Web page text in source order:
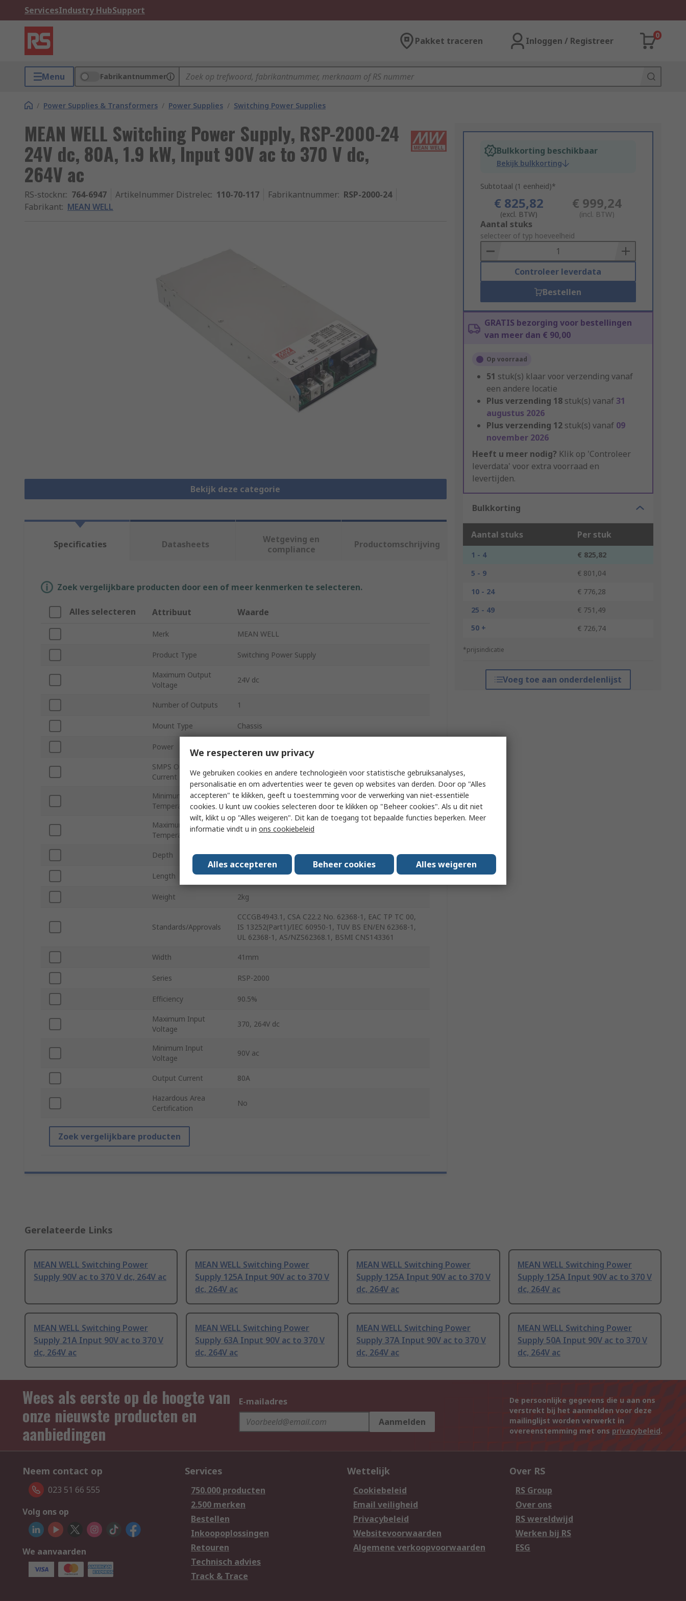
ServicesIndustry HubSupport
Pakket traceren Inloggen / Registreer
0
Menu Fabrikantnummer
/ Power Supplies & Transformers / Power Supplies / Switching Power Supplies
MEAN WELL Switching Power Supply, RSP-2000-24
24V dc, 80A, 1.9 kW, Input 90V ac to 370 V dc,
264V ac
RS-stocknr.: 764-6947 Artikelnummer Distrelec: 110-70-117 Fabrikantnummer: RSP-2000-24
Fabrikant: MEAN WELL
Bekijk deze categorie
Bulkkorting beschikbaar
Bekijk bulkkorting
Subtotaal (1 eenheid)*
€ 825,82
(excl. BTW)
€ 999,24
(incl. BTW)
Add
to
Basket
Aantal stuks
selecteer of typ hoeveelheid
Controleer leverdata
Bestellen
GRATIS bezorging voor bestellingen
van meer dan € 90,00
Op voorraad
51 stuk(s) klaar voor verzending vanaf
een andere locatie
Plus verzending 18 stuk(s) vanaf31
augustus 2026
Plus verzending 12 stuk(s) vanaf 09
november 2026
Heeft u meer nodig? Klik op 'Controleer
leverdata' voor extra voorraad en
levertijden.
Bulkkorting
Aantal stuks Per stuk
1 - 4
€ 825,82
5 - 9
€ 801,04
10 - 24
€ 776,28
25 - 49
€ 751,49
50 +
€ 726,74
*prijsindicatie
Voeg toe aan onderdelenlijst
Specificaties Datasheets
Wetgeving en
compliance
Productomschrijving
Zoek vergelijkbare producten door een of meer kenmerken te selecteren.
Alles selecteren Attribuut Waarde
Merk MEAN WELL
Product Type Switching Power Supply
Maximum Output
Voltage
24V dc
Number of Outputs 1
Mount Type Chassis
Power
SMPS Output
Current
80A
Minimum Operating
Temperature
-25°C
Maximum Operating
Temperature
70°C
Depth 41mm
Length 295mm
Weight 2kg
Standards/Approvals
CCCGB4943.1, CSA C22.2 No. 62368-1, EAC TP TC 00,
IS 13252(Part1)/IEC 60950-1, TUV BS EN/EN 62368-1,
UL 62368-1, AS/NZS62368.1, BSMI CNS143361
Width 41mm
Series RSP-2000
Efficiency 90.5%
Maximum Input
Voltage
370, 264V dc
Minimum Input
Voltage
90V ac
Output Current 80A
Hazardous Area
Certification
No
Zoek vergelijkbare producten
Gerelateerde Links
MEAN WELL Switching Power
Supply 90V ac to 370 V dc, 264V ac
MEAN WELL Switching Power
Supply 125A Input 90V ac to 370 V
dc, 264V ac
MEAN WELL Switching Power
Supply 125A Input 90V ac to 370 V
dc, 264V ac
MEAN WELL Switching Power
Supply 125A Input 90V ac to 370 V
dc, 264V ac
MEAN WELL Switching Power
Supply 21A Input 90V ac to 370 V
dc, 264V ac
MEAN WELL Switching Power
Supply 63A Input 90V ac to 370 V
dc, 264V ac
MEAN WELL Switching Power
Supply 37A Input 90V ac to 370 V
dc, 264V ac
MEAN WELL Switching Power
Supply 50A Input 90V ac to 370 V
dc, 264V ac
Wees als eerste op de hoogte van
onze nieuwste producten en
aanbiedingen
E-mailadres
Aanmelden
De persoonlijke gegevens die u aan ons
verstrekt bij het aanmelden voor deze
mailinglijst worden verwerkt in
overeenstemming met ons privacybeleid.
Neem contact op
023 51 66 555
Volg ons op
We aanvaarden
Services
750.000 producten
2.500 merken
Bestellen
Inkoopoplossingen
Retouren
Technisch advies
Track & Trace
Wettelijk
Cookiebeleid
Email veiligheid
Privacybeleid
Websitevoorwaarden
Algemene verkoopvoorwaarden
Over RS
RS Group
Over ons
RS wereldwijd
Werken bij RS
ESG
We respecteren uw privacy
We gebruiken cookies en andere technologieën voor statistische gebruiksanalyses,
personalisatie en om advertenties weer te geven op websites van derden. Door op "Alles
accepteren" te klikken, geeft u toestemming voor de verwerking van niet-essentiële
cookies. U kunt uw cookies selecteren door te klikken op "Beheer cookies". Als u dit niet
wilt, klikt u op "Alles weigeren". Dit kan de toegang tot bepaalde functies beperken. Meer
informatie vindt u in ons cookiebeleid
Alles accepteren Beheer cookies Alles weigeren